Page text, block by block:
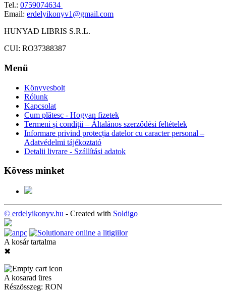
Tel.: 0759074634
Email: erdelyikonyv1@gmail.com
HUNYAD LIBRIS S.R.L.
CUI: RO37388387
Menü
Könyvesbolt
Rólunk
Kapcsolat
Cum plătesc - Hogyan fizetek
Termeni și condiții – Általános szerződési feltételek
Informare privind protecția datelor cu caracter personal –
Adatvédelmi tájékoztató
Detalii livrare - Szállítási adatok
Kövess minket
© erdelyikonyv.hu - Created with Soldigo
A kosár tartalma
✖
A kosarad üres
Részösszeg: RON